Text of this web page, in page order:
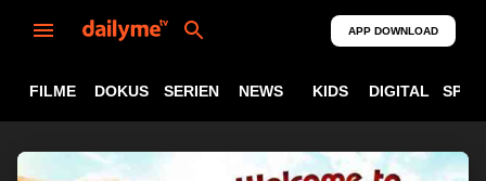
APP DOWNLOAD
FILME DOKUS SERIEN NEWS KIDS DIGITAL